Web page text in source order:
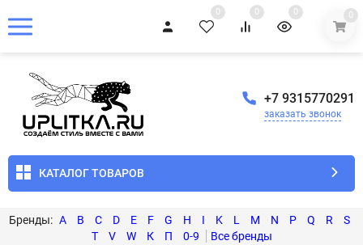
0 0 0 0
+7 9315770291
заказать звонок
КАТАЛОГ ТОВАРОВ
A B C D E F G H I K L M N P Q R
S
T
V W К П 0-9